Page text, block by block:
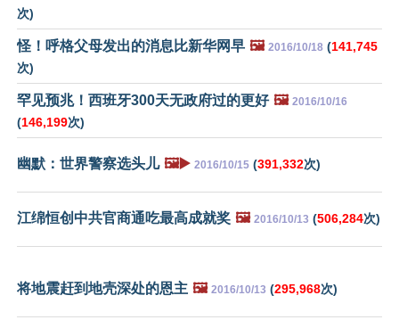
次)
怪！呼格父母发出的消息比新华网早 🖼️ 2016/10/18 (141,745
次)
罕见预兆！西班牙300天无政府过的更好 🖼️ 2016/10/16
(146,199次)
幽默：世界警察选头儿 🖼️▶️ 2016/10/15 (391,332次)
江绵恒创中共官商通吃最高成就奖 🖼️ 2016/10/13 (506,284次)
将地震赶到地壳深处的恩主 🖼️ 2016/10/13 (295,968次)